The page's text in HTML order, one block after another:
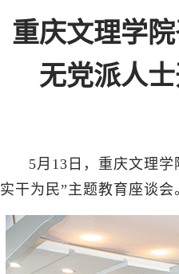
重庆文理学
无党派人
5月13日，重庆文理
实干为民”主题教育座谈